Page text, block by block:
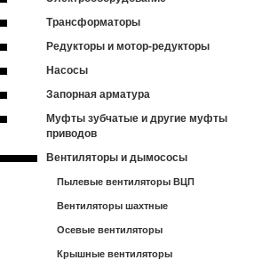
Трансформаторы
Редукторы и мотор-редукторы
Насосы
Запорная арматура
Муфты зубчатые и другие муфты
приводов
Вентиляторы и дымососы
Пылевые вентиляторы ВЦП
Вентиляторы шахтные
Осевые вентиляторы
Крышные вентиляторы